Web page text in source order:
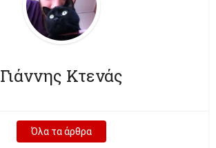
Γιάννης Κτενάς
Όλα τα άρθρα